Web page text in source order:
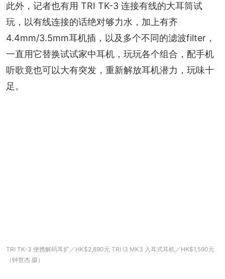
此外，记者也有用 TRI TK-3 连接有线的大耳筒试
玩，以有线连接的话绝对够力水，加上有齐
4.4mm/3.5mm耳机插，以及多个不同的滤波filter，
一直用它替换试试家中耳机，玩玩各个组合，配手机
听歌竟也可以大有突发，重新解放耳机潜力，玩味十
足。
TRI TK-3 便携解码耳扩／HK$2,890元 TRI i3 MK3 入耳式耳机／HK$1,590元
（钟世杰 摄）